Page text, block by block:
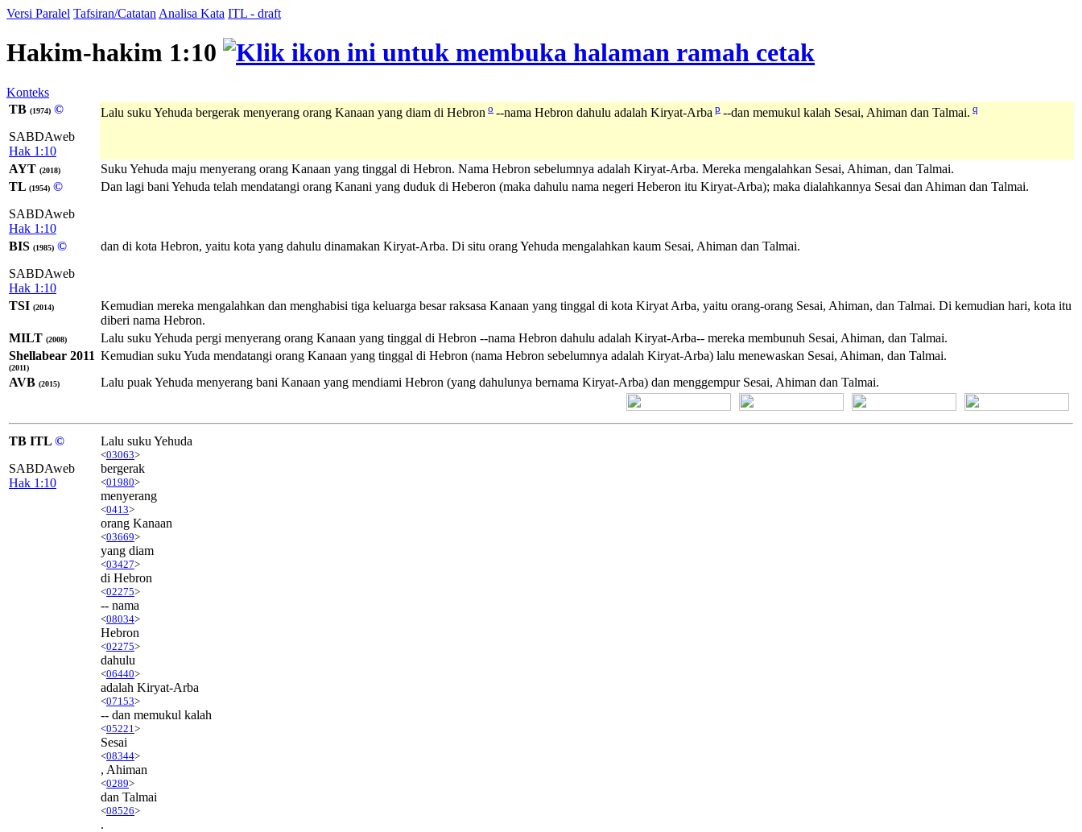
Versi Paralel Tafsiran/Catatan Analisa Kata ITL - draft
Hakim-hakim 1:10
Konteks
TB (1974) ©
SABDAweb
Hak 1:10
Lalu suku Yehuda bergerak menyerang orang Kanaan yang diam di Hebron o --nama Hebron dahulu adalah Kiryat-Arba p --dan memukul kalah Sesai, Ahiman dan Talmai. q
AYT (2018)
Suku Yehuda maju menyerang orang Kanaan yang tinggal di Hebron. Nama Hebron sebelumnya adalah Kiryat-Arba. Mereka mengalahkan Sesai, Ahiman, dan Talmai.
TL (1954) ©
SABDAweb
Hak 1:10
Dan lagi bani Yehuda telah mendatangi orang Kanani yang duduk di Heberon (maka dahulu nama negeri Heberon itu Kiryat-Arba); maka dialahkannya Sesai dan Ahiman dan Talmai.
BIS (1985) ©
SABDAweb
Hak 1:10
dan di kota Hebron, yaitu kota yang dahulu dinamakan Kiryat-Arba. Di situ orang Yehuda mengalahkan kaum Sesai, Ahiman dan Talmai.
TSI (2014)
Kemudian mereka mengalahkan dan menghabisi tiga keluarga besar raksasa Kanaan yang tinggal di kota Kiryat Arba, yaitu orang-orang Sesai, Ahiman, dan Talmai. Di kemudian hari, kota itu
diberi nama Hebron.
MILT (2008)
Lalu suku Yehuda pergi menyerang orang Kanaan yang tinggal di Hebron --nama Hebron dahulu adalah Kiryat-Arba-- mereka membunuh Sesai, Ahiman, dan Talmai.
Shellabear 2011
(2011)
Kemudian suku Yuda mendatangi orang Kanaan yang tinggal di Hebron (nama Hebron sebelumnya adalah Kiryat-Arba) lalu menewaskan Sesai, Ahiman, dan Talmai.
AVB (2015) Lalu puak Yehuda menyerang bani Kanaan yang mendiami Hebron (yang dahulunya bernama Kiryat-Arba) dan menggempur Sesai, Ahiman dan Talmai.
TB ITL ©
SABDAweb
Hak 1:10
Lalu suku Yehuda
<03063>
bergerak
<01980>
menyerang
<0413>
orang Kanaan
<03669>
yang diam
<03427>
di Hebron
<02275>
-- nama
<08034>
Hebron
<02275>
dahulu
<06440>
adalah Kiryat-Arba
<07153>
-- dan memukul kalah
<05221 >
Sesai
<08344>
, Ahiman
<0289>
dan Talmai
<08526>
.